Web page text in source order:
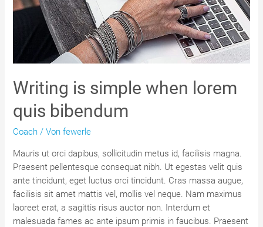
Writing is simple when lorem
quis bibendum
Coach / Vonfewerle
Mauris ut orci dapibus, sollicitudin metus id, facilisis magna.
Praesent pellentesque consequat nibh. Ut egestas velit quis
ante tincidunt, eget luctus orci tincidunt. Cras massa augue,
facilisis sit amet mattis vel, mollis vel neque. Nam maximus
laoreet erat, a sagittis risus auctor non. Interdum et
malesuada fames ac ante ipsum primis in faucibus. Praesent